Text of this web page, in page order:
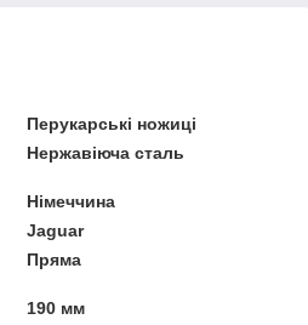
Перукарські ножиці
Нержавіюча сталь
Німеччина
Jaguar
Пряма
190 мм